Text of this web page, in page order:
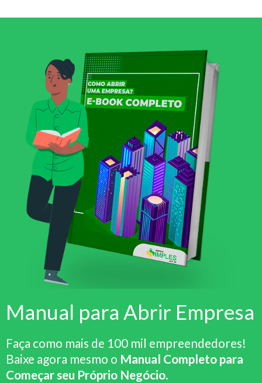
Manual para Abrir Empresa
Faça como mais de 100 mil empreendedores!
Baixe agora mesmo o Manual Completo para
Começar seu Próprio Negócio.